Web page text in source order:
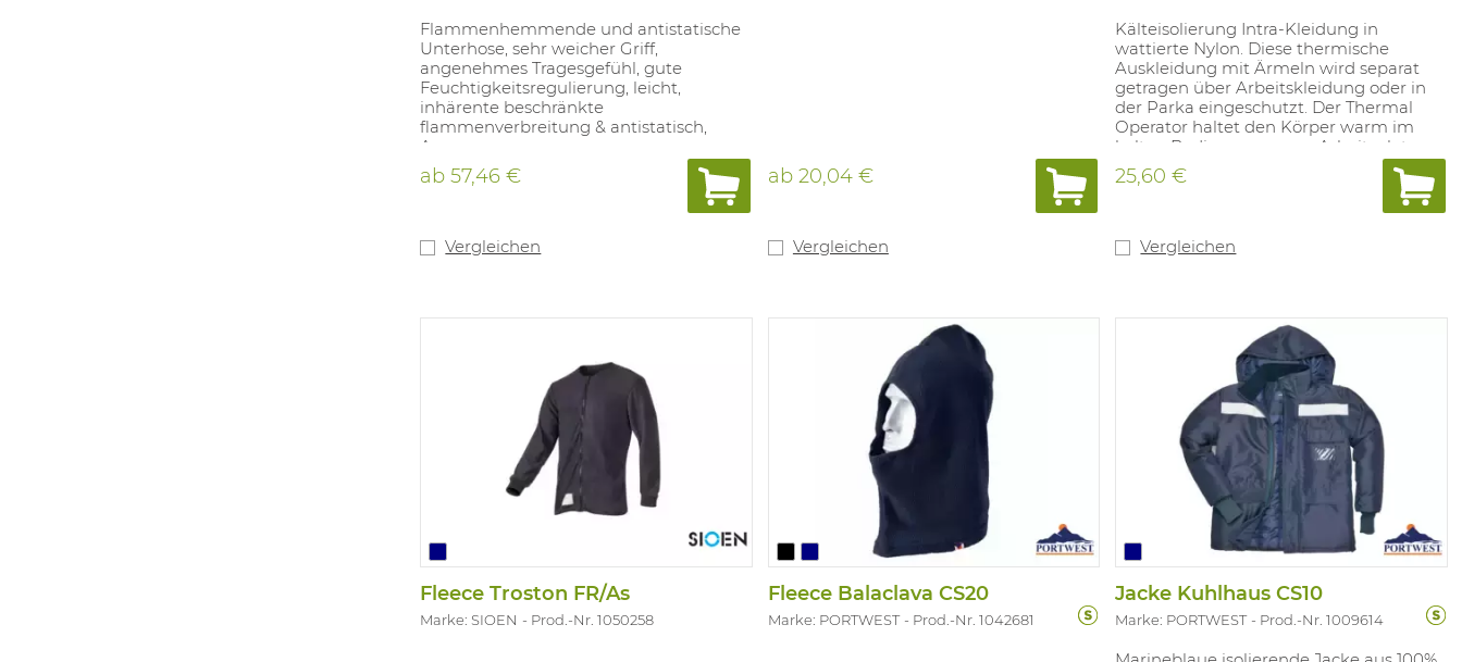
Flammenhemmende und antistatische
Unterhose, sehr weicher Griff,
angenehmes Tragesgefühl, gute
Feuchtigkeitsregulierung, leicht,
inhärente beschränkte
flammenverbreitung & antistatisch,
Aussen:
Vorderschlitz, Strickgewebe am
Unterbein für zusätzlichen Komfort,
Gewebe: 60% Protex® - 39% Viloft® - 1%
ab 57,46 €
Vergleichen
ab20,04 €
Vergleichen
Kälteisolierung Intra-Kleidung in
wattierte Nylon. Diese thermische
Auskleidung mit Ärmeln wird separat
getragen über Arbeitskleidung oder in
der Parka eingeschutzt. Der Thermal
Operator haltet den Körper warm im
kalten Bedingungen am Arbeitsplatz.
Verfügbar in: Schwarz. Größen: S - XXXL.
25,60 €
Vergleichen
Fleece Troston FR/As
Marke: SIOEN Prod.-Nr. 1050258
Fleece Balaclava CS20
Marke: PORTWEST Prod.-Nr. 1042681
Jacke Kuhlhaus CS10
Marke: PORTWEST Prod.-Nr. 1009614